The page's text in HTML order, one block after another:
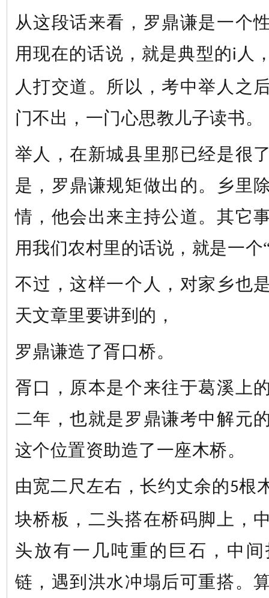
从这段话来看，罗鼎谦是一个
用现在的话说，就是典型的i 人
人打交道。所以，考中举人之
门不出，一门心思教儿子读书。
举人，在新城县里那已经是很
是，罗鼎谦规矩做出的。乡里
情，他会出来主持公道。其它
用我们农村里的话说，就是一个
不过，这样一个人，对家乡也
天文章里要讲到的，
罗鼎谦造了胥口桥。
胥口，原本是个来往于葛溪上
二年，也就是罗鼎谦考中解元
这个位置资助造了一座木桥。
由宽二尺左右，长约丈余的5根
块桥板 ， 二头搭在桥码脚上 ，
头放有一几吨重的巨石 ， 中
链 ， 遇到洪水冲塌后可重搭。